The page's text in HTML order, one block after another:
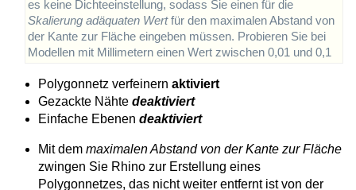
es keine Dichteeinstellung, sodass Sie einen für die
Skalierung adäquaten Wertfür den maximalen Abstand von
der Kante zur Fläche eingeben müssen. Probieren Sie bei
Modellen mit Millimetern einen Wert zwischen 0,01 und 0,1
Polygonnetz verfeinern aktiviert
Gezackte Nähte deaktiviert
Einfache Ebenen deaktiviert
Mit dem maximalen Abstand von der Kante zur Fläche
zwingen Sie Rhino zur Erstellung eines
Polygonnetzes, das nicht weiter entfernt ist von der